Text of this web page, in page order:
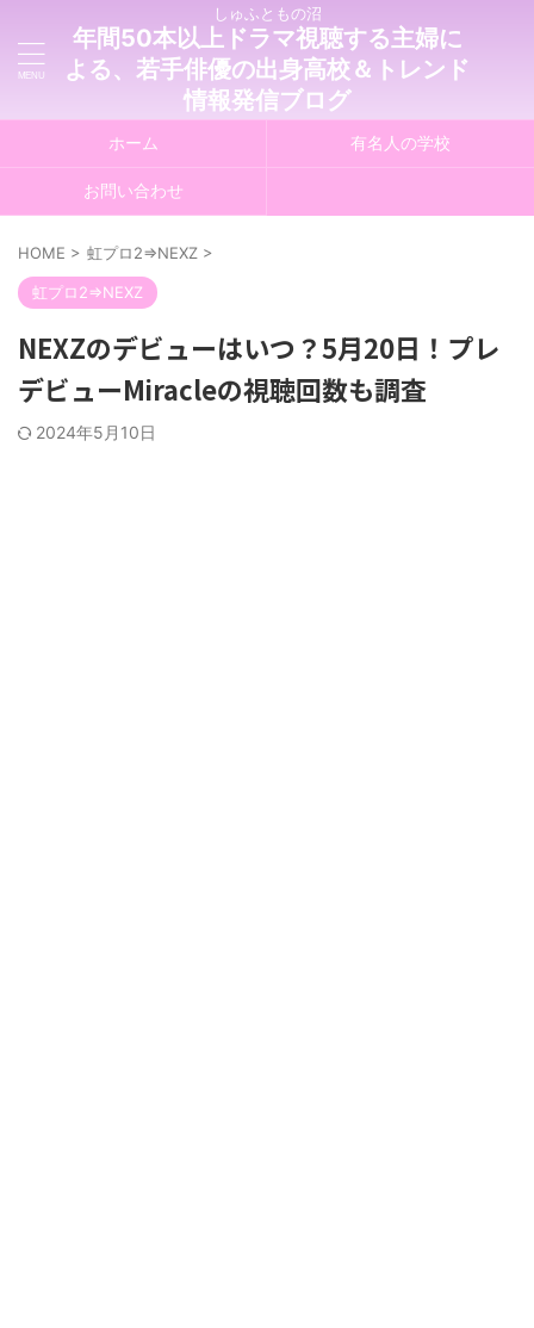
しゅふともの沼
年間50本以上ドラマ視聴する主婦に
よる、若手俳優の出身高校＆トレンド
情報発信ブログ
ホーム 有名人の学校
お問い合わせ
HOME > 虹プロ2⇒NEXZ >
虹プロ2⇒NEXZ
NEXZのデビューはいつ？5月20日！プレ
デビューMiracleの視聴回数も調査
2024年5月10日